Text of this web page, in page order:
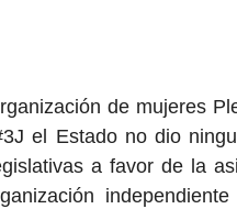
de mujeres
el Estado no dio
a favor de la